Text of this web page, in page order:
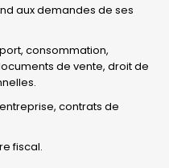
aux demandes de ses
consommation,
de vente, droit de
contrats de
fiscal.